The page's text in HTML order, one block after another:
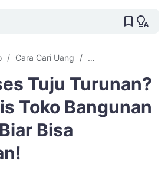
Cara Cari Uang Cari Uang Offline
Tuju Turunan?
Toko Bangunan
Bisa